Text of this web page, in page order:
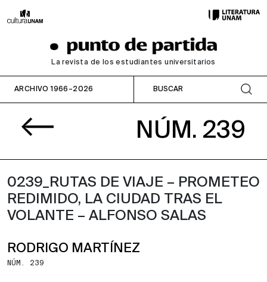
La revista de los estudiantes universitarios
ARCHIVO 1966–2026
NÚM. 239
0239_RUTAS DE VIAJE – PROMETEO
REDIMIDO, LA CIUDAD TRAS EL
VOLANTE – ALFONSO SALAS
RODRIGO MARTÍNEZ
NÚM. 239